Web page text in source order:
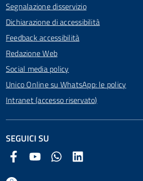
Segnalazione disservizio
Dichiarazione di accessibilità
Feedback accessibilità
Redazione Web
Social media policy
Unico Online su WhatsApp: le policy
Intranet (accesso riservato)
SEGUICI SU
Facebook Comune di Arezzo
Youtube Comune di Arezzo
Twitter Comune di Arezzo